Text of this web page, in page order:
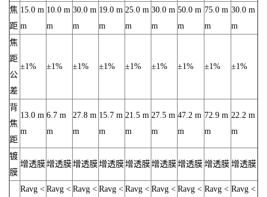
焦
距
15.0 m
m
10.0 m
m
30.0 m
m
19.0 m
m
25.0 m
m
30.0 m
m
50.0 m
m
75.0 m
m
30.0 m
m
焦
距
公
差
±1% ±1% ±1% ±1% ±1% ±1% ±1% ±1% ±1%
背
焦
距
13.0 m
m
6.7 m
m
27.8 m
m
15.7 m
m
21.5 m
m
27.5 m
m
47.2 m
m
72.9 m
m
22.2 m
m
镀
膜
增透膜增透膜增透膜增透膜增透膜增透膜增透膜 增透膜 增透膜
Ravg < Ravg < Ravg < Ravg < Ravg < Ravg < Ravg < Ravg < Ravg <